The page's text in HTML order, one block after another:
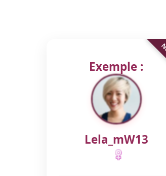
Exemple :
Lela_mW13